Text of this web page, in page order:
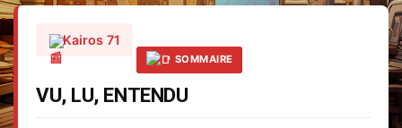
Kairos 71
SOMMAIRE
VU, LU, ENTENDU